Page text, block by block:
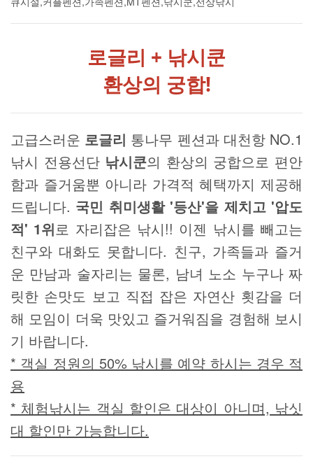
로글리 + 낚시쿤
환상의 궁합!
고급스러운 로글리 통나무 펜션과 대천항 NO.1
낚시 전용선단 낚시쿤의 환상의 궁합으로 편안
함과 즐거움뿐 아니라 가격적 혜택까지 제공해
드립니다. 국민 취미생활 '등산'을 제치고 '압도
적' 1위로 자리잡은 낚시!! 이젠 낚시를 빼고는
친구와 대화도 못합니다. 친구, 가족들과 즐거
운 만남과 술자리는 물론, 남녀 노소 누구나 짜
릿한 손맛도 보고 직접 잡은 자연산 횟감을 더
해 모임이 더욱 맛있고 즐거워짐을 경험해 보시
기 바랍니다.
* 객실 정원의 50% 낚시를 예약 하시는 경우 적
용
* 체험낚시는 객실 할인은 대상이 아니며, 낚싯
대 할인만 가능합니다.